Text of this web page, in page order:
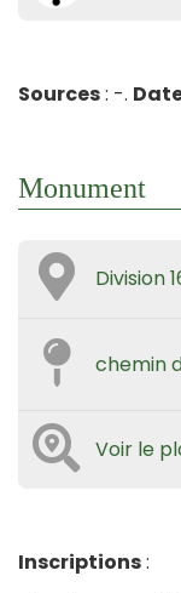
Sources: -.
Monument
Division
chemin
Voir le
Inscriptions: